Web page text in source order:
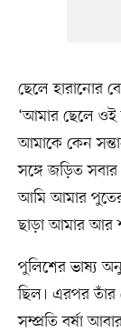
ছেলে হারানোর
‘আমার ছেলে ওই
আমাকে কেন
সঙ্গে জড়িত
আমি আমার পুতের
ছাড়া আমার আর
পুলিশের ভাষ্য
ছিল। এরপর তাঁর
সম্প্রতি বর্ষা